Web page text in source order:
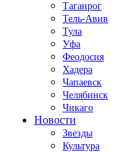
Таганрог
Тель-Авив
Тула
Уфа
Феодосия
Хадера
Чапаевск
Челябинск
Чикаго
Новости
Звезды
Культура